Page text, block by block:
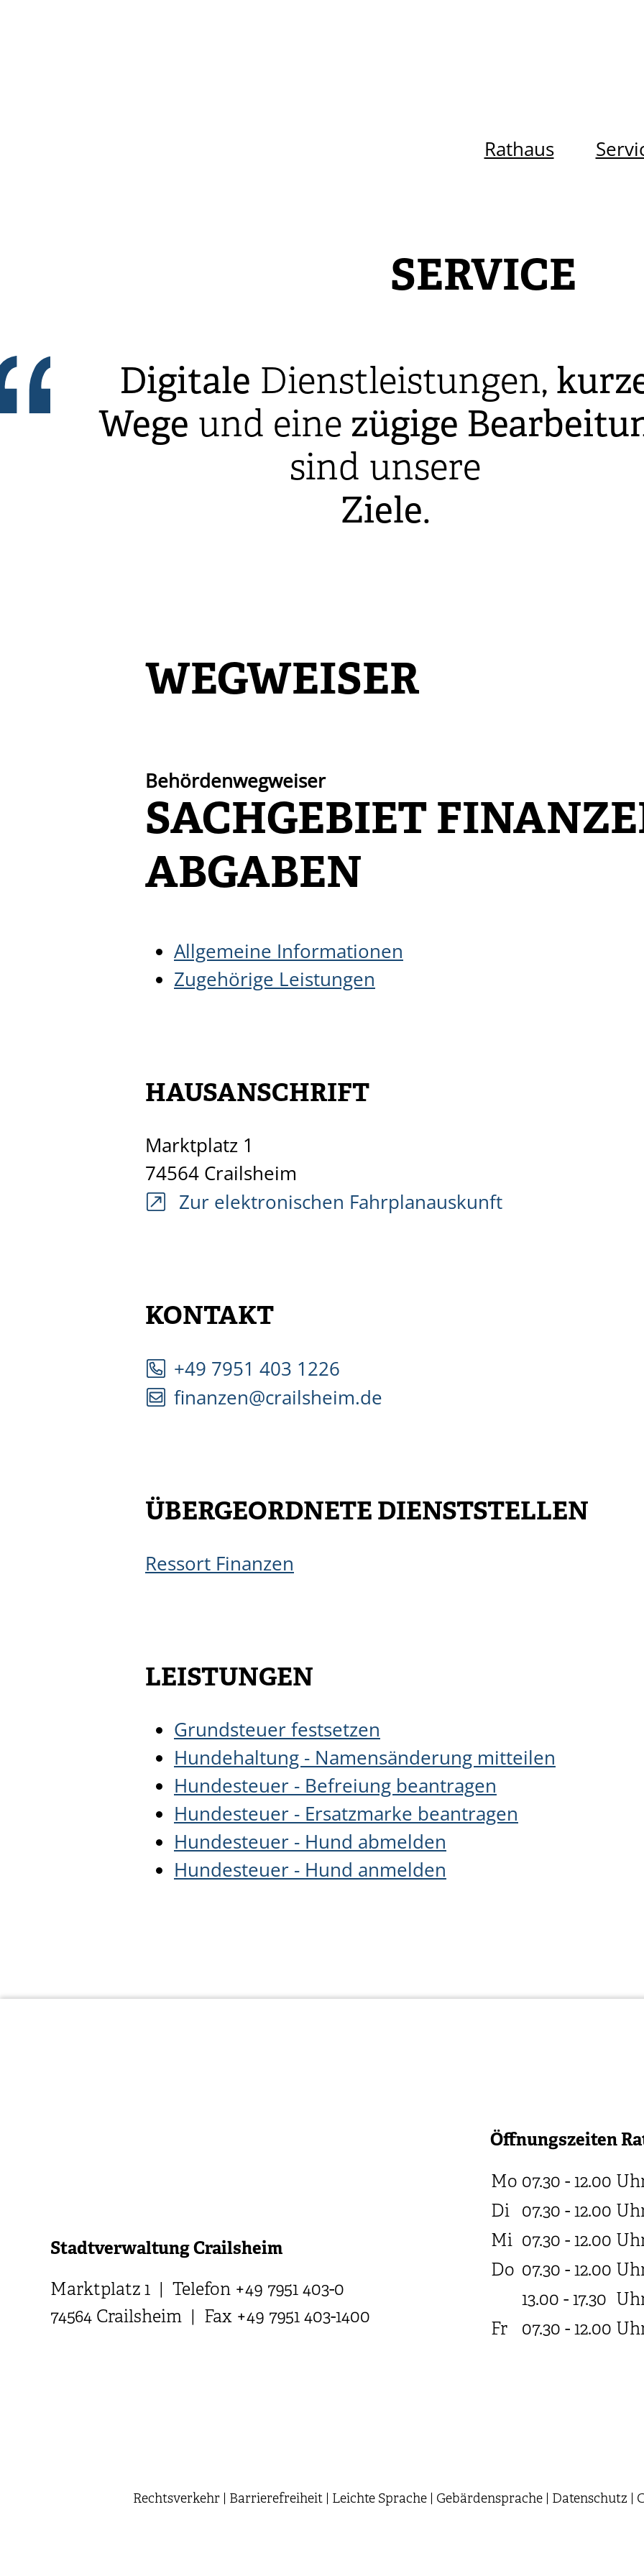
Rathaus
SERVICE
Digitale Dienstleistungen,
Wege und eine zügige
sind unsere
Ziele.
WEGWEISER
Behördenwegweiser
SACHGEBIET
ABGABEN
Allgemeine Informationen
Zugehörige Leistungen
HAUSANSCHRIFT
Marktplatz 1
74564 Crailsheim
Zur elektronischen Fahrplanauskunft
KONTAKT
+49 7951 403 1226
finanzen@crailsheim.de
ÜBERGEORDNETE DIENSTSTELLEN
Ressort Finanzen
LEISTUNGEN
Grundsteuer festsetzen
Hundehaltung - Namensänderung mitteilen
Hundesteuer - Befreiung beantragen
Hundesteuer - Ersatzmarke beantragen
Hundesteuer - Hund abmelden
Hundesteuer - Hund anmelden
Stadtverwaltung Crailsheim
Marktplatz 1 | Telefon +49 7951 403-0
74564 Crailsheim | Fax +49 7951 403-1400
Öffnungszeiten
Mo 07.30 - 12.00
Di 07.30 - 12.00
Mi 07.30 - 12.00
Do 07.30 - 12.00
13.00 - 17.30
Fr
07.30 - 12.00
Rechtsverkehr Barrierefreiheit Leichte Sprache Gebärdensprache Datenschutz